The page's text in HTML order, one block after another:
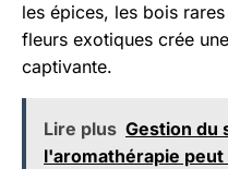
les épices, les bois
fleurs exotiques crée
captivante.
Lire plus Gestion du
l'aromathérapie peut